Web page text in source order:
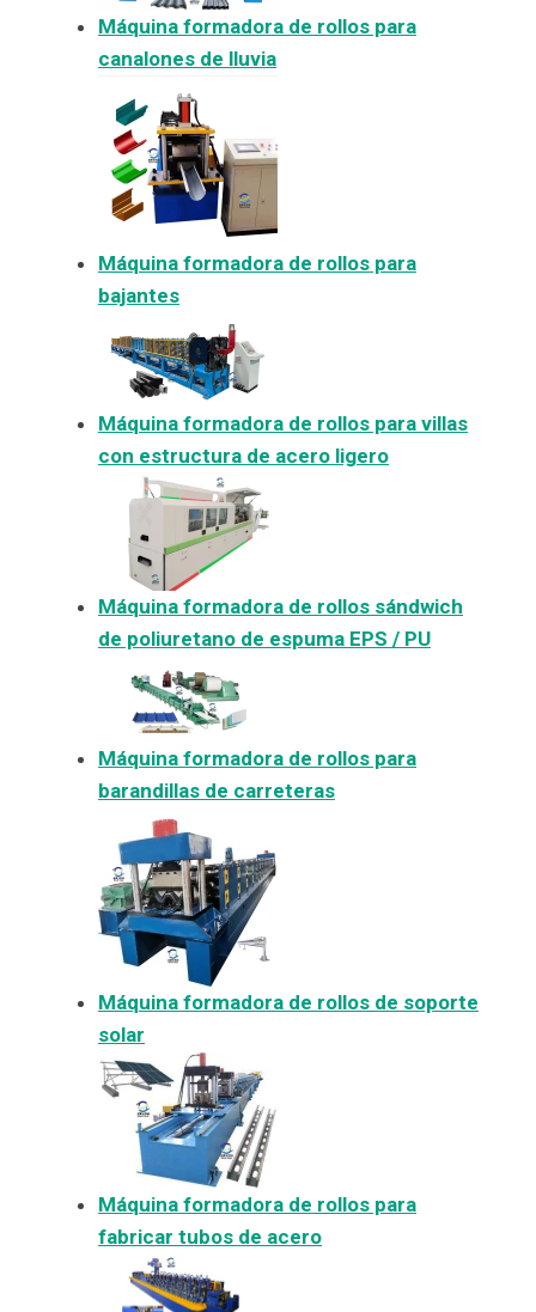
Máquina formadora de rollos para
canalones de lluvia
Máquina formadora de rollos para
bajantes
Máquina formadora de rollos para villas
con estructura de acero ligero
Máquina formadora de rollos sándwich
de poliuretano de espuma EPS / PU
Máquina formadora de rollos para
barandillas de carreteras
Máquina formadora de rollos de soporte
solar
Máquina formadora de rollos para
fabricar tubos de acero